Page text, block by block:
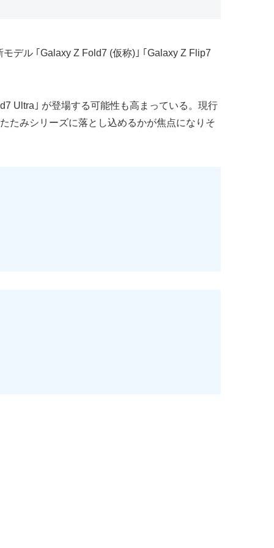
デル ｢Galaxy Z Fold7 (仮称)｣ ｢Galaxy Z Flip7
Ultra｣ が登場する可能性も高まっている。現行
たみシリーズに落とし込めるかが焦点になりそ